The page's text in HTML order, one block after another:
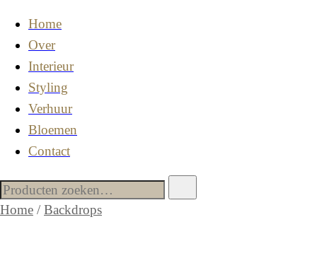
Home
Over
Interieur
Styling
Verhuur
Bloemen
Contact
Home / Backdrops